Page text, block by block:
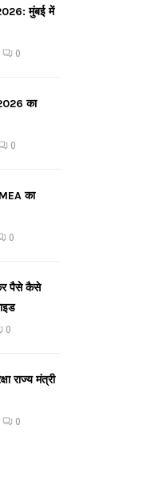
मुंबई में
0
का
0
का
0
पैसे कैसे
0
राज्य मंत्री
0